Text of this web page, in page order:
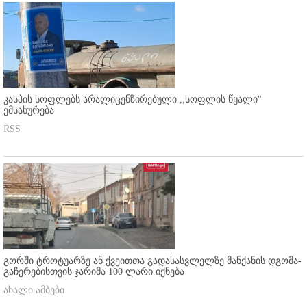
კასპის სოფლებს არალიცენზირებული ,,სოფლის წყალი"
ემსახურება
RSS
გორში ტროტუარზე ან ქვეითთა გადასასვლელზე მანქანის დგომა-
გაჩერებისთვის ჯარიმა 100 ლარი იქნება
ახალი ამბები